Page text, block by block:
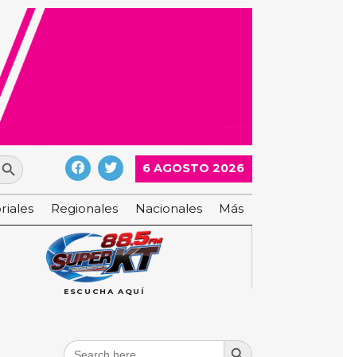
Button
6 AGOSTO 2026
Regionales Nacionales Más
ESCUCHA AQUÍ
Search
Search Button